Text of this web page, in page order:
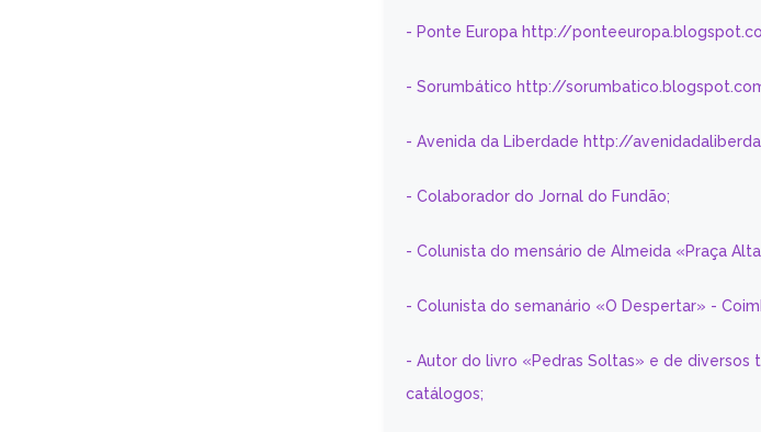
- Ponte Europa http://
- Sorumbático http://
- Avenida da Liberdade http://
- Colaborador do Jornal do Fundão;
- Colunista do mensário de Almeida «Praça
- Colunista do semanário «O Despertar» -
- Autor do livro «Pedras Soltas» e de diversos
catálogos;